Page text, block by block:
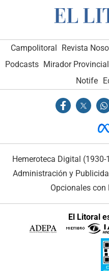
Campolitoral Revista
Podcasts Mirador Provincial
Notife
Hemeroteca Digital (1930-
Administración y
Opcionales con
El Litoral